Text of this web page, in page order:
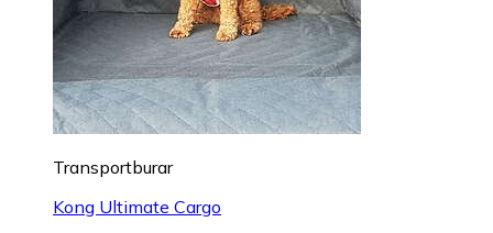
Transportburar
Kong Ultimate Cargo